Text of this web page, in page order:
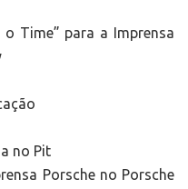
Time” para a Imprensa
no Pit
Porsche no Porsche